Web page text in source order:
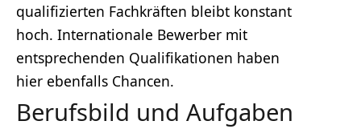
qualifizierten Fachkräften bleibt konstant
hoch. Internationale Bewerber mit
entsprechenden Qualifikationen haben
hier ebenfalls Chancen.
Berufsbild und Aufgaben